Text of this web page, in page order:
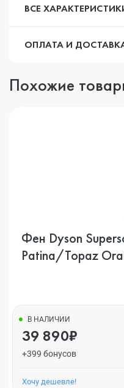
ВСЕ
ОПЛАТА И
Похожие
Фен Dyson
Patina/Topaz
В НАЛИЧИИ
39 890₽
+399 бонусов
Хочу дешевле!